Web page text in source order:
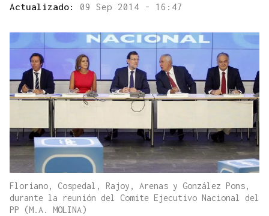
Actualizado: 09 Sep 2014 - 16:47
Floriano, Cospedal, Rajoy, Arenas y González Pons,
durante la reunión del Comite Ejecutivo Nacional del
PP (M.A. MOLINA)